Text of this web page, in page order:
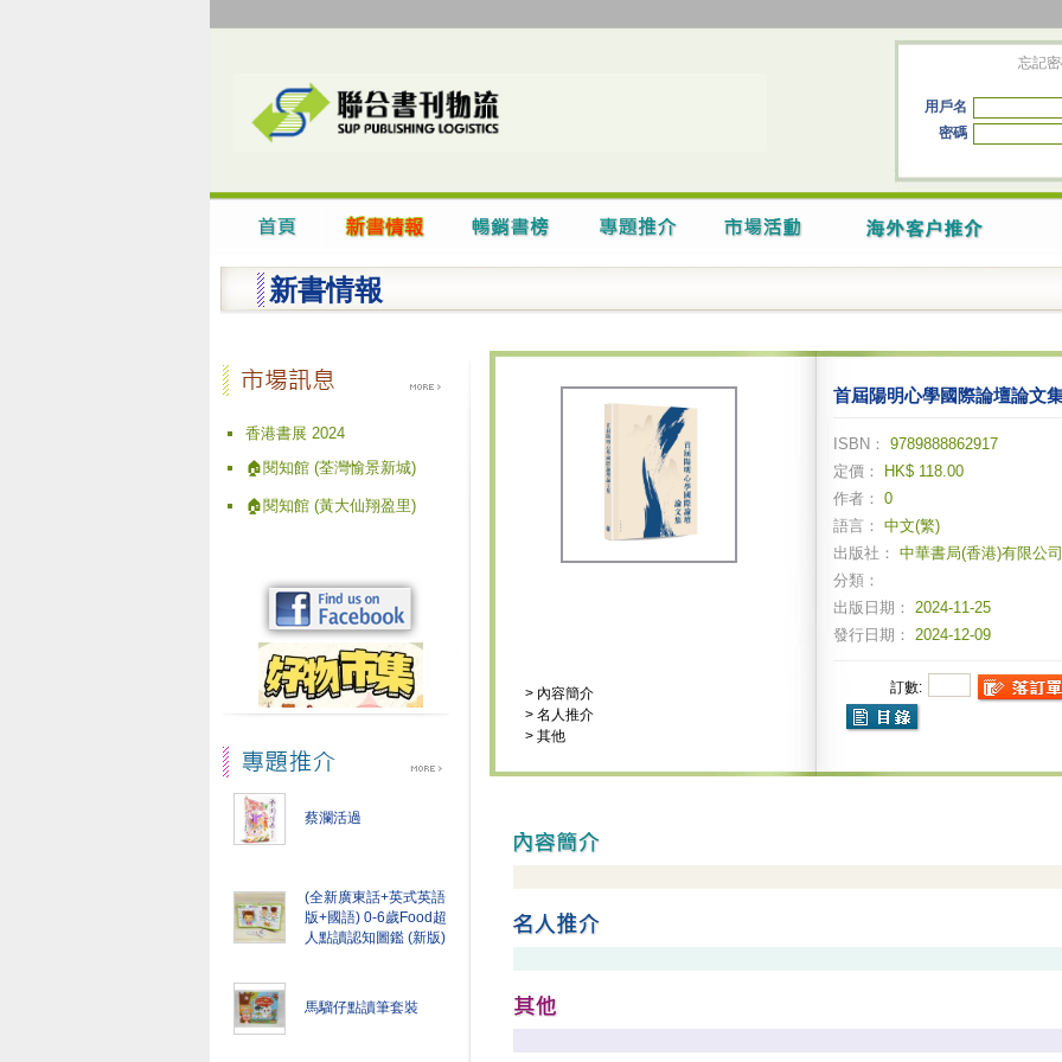
忘記
用戶名
密碼
新書情報
香港書展 2024
🏠閱知館 (荃灣愉景新城)
🏠閱知館 (黃大仙翔盈里)
蔡瀾活過
(全新廣東話+英式英語
版+國語) 0-6歲Food超
人點讀認知圖鑑 (新版)
馬騮仔點讀筆套裝
> 內容簡介
> 名人推介
> 其他
首屆陽明心學國際論壇論文
ISBN： 9789888862917
定價：
HK$ 118.00
作者： 0
語言： 中文(繁)
出版社： 中華書局(香港)有限公司
分類：
出版日期： 2024-11-25
發行日期： 2024-12-09
訂數: